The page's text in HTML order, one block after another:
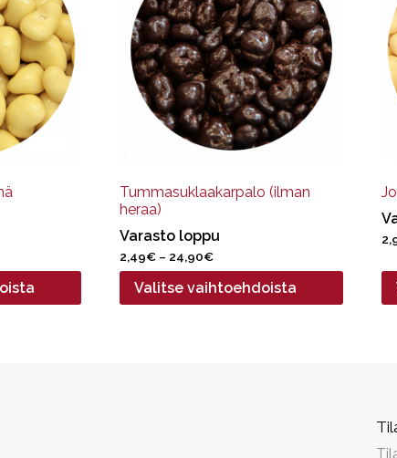
Tummasuklaakarpalo (ilman
heraa)
Varasto loppu
2,49€ – 24,90€Hintaluokka:
2,49€
-
Valitse vaihtoehdoista
useampi
muunnelma.
Voit
tehdä
valinnat
tuotteen